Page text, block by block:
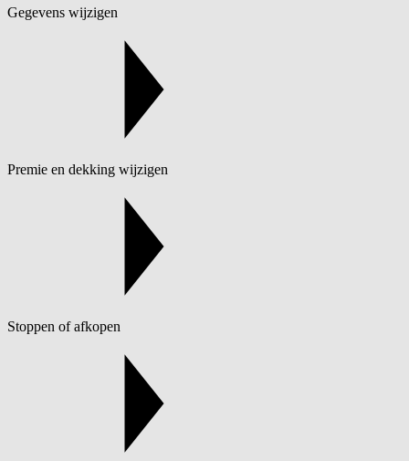
Gegevens wijzigen
Premie en dekking wijzigen
Stoppen of afkopen